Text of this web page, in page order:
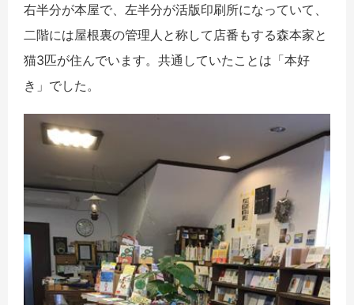
右半分が本屋で、左半分が活版印刷所になっていて、
二階には屋根裏の管理人と称して店番もする森本家と
猫3匹が住んでいます。共通していたことは「本好
き」でした。